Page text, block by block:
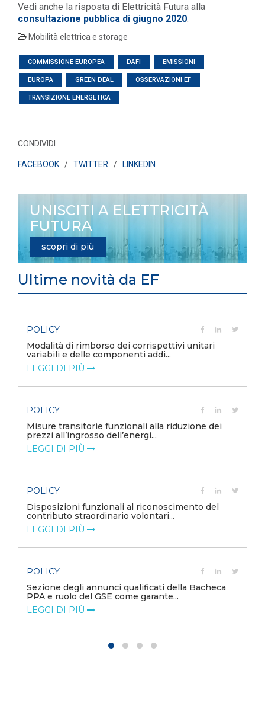
Vedi anche la risposta di Elettricità Futura alla
consultazione pubblica di giugno 2020.
Mobilità elettrica e storage
COMMISSIONE EUROPEA DAFI EMISSIONI
EUROPA GREEN DEAL OSSERVAZIONI EF
TRANSIZIONE ENERGETICA
CONDIVIDI
FACEBOOK / TWITTER / LINKEDIN
UNISCITI A ELETTRICITÀ
FUTURA
scopri di più
Ultime novità da EF
POLICY
Modalità di rimborso dei corrispettivi unitari
variabili e delle componenti addi...
LEGGI DI PIÙ
POLICY
Misure transitorie funzionali alla riduzione dei
prezzi all’ingrosso dell’energi...
LEGGI DI PIÙ
POLICY
Disposizioni funzionali al riconoscimento del
contributo straordinario volontari...
LEGGI DI PIÙ
POLICY
Sezione degli annunci qualificati della Bacheca
PPA e ruolo del GSE come garante...
LEGGI DI PIÙ